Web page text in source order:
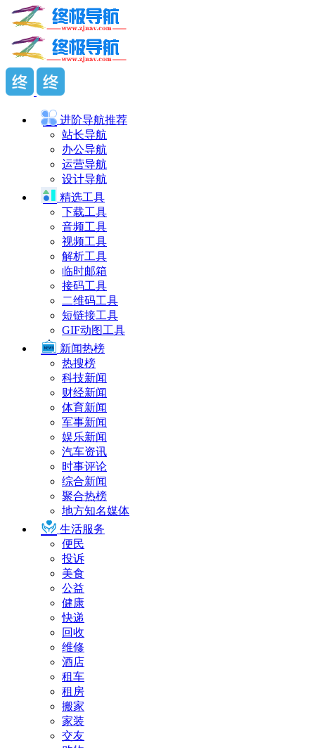
进阶导航推荐
站长导航
办公导航
运营导航
设计导航
精选工具
下载工具
音频工具
视频工具
解析工具
临时邮箱
接码工具
二维码工具
短链接工具
GIF动图工具
新闻热榜
热搜榜
科技新闻
财经新闻
体育新闻
军事新闻
娱乐新闻
汽车资讯
时事评论
综合新闻
聚合热榜
地方知名媒体
生活服务
便民
投诉
美食
公益
健康
快递
回收
维修
酒店
租车
租房
搬家
家装
交友